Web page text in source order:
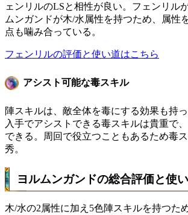
ェンリルのLSと相性が良い。フェンリル
ムンガンドが木/水属性を持つため、属性
点も噛み合っている。
フェンリルの評価と使い道はこちら
アシスト可能な毒スキル
陣スキルは、敵全体を毒にする効果も持
入手でアシストできる毒スキルは貴重で
できる。周回で役立つこともあるため毒
秀。
ヨルムンガンドの総合評価と使
木/水の2属性に加え5色陣スキルを持つた